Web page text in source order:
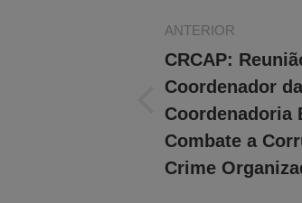
de
post:
ANTERIOR
Post
anterior:
CRCAP:
Coordenador da
Coordenadoria
Combate a
Crime